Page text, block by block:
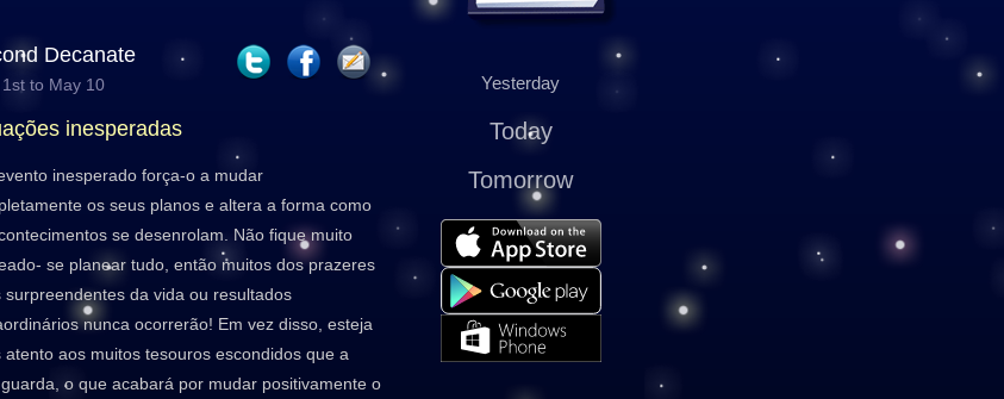
Yesterday
Today
Tomorrow
Decanate
to May 10
inesperadas
inesperado força-o a mudar
os seus planos e altera a forma como
se desenrolam. Não fique muito
se planear tudo, então muitos dos prazeres
surpreendentes da vida ou resultados
nunca ocorrerão! Em vez disso, esteja
atento aos muitos tesouros escondidos que a
o que acabará por mudar positivamente o